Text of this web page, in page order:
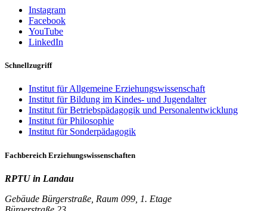
Instagram
Facebook
YouTube
LinkedIn
Schnellzugriff
Institut für Allgemeine Erziehungswissenschaft
Institut für Bildung im Kindes- und Jugendalter
Institut für Betriebspädagogik und Personalentwicklung
Institut für Philosophie
Institut für Sonderpädagogik
Fachbereich Erziehungswissenschaften
RPTU in Landau
Gebäude Bürgerstraße, Raum 099, 1. Etage